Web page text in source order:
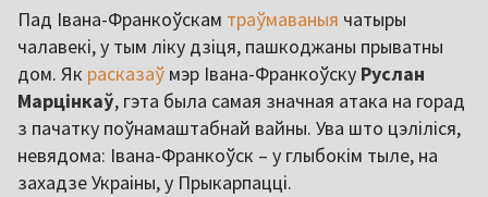
Пад Івана-Франкоўскам траўмаваныя чатыры
чалавекі, у тым ліку дзіця, пашкоджаны прыватны
дом. Як расказаў мэр Івана-Франкоўску Руслан
Марцінкаў, гэта была самая значная атака на горад
з пачатку поўнамаштабнай вайны. Ува што цэліліся,
невядома: Івана-Франкоўск – у глыбокім тыле, на
захадзе Украіны, у Прыкарпацці.